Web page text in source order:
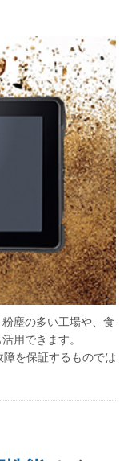
塵の多い工場や、食
用できます。
を保証するものでは